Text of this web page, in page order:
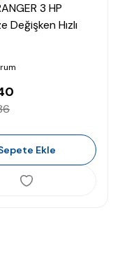
3 HP
Değişken Hızlı
Ekle